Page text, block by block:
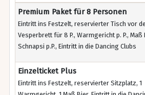
Premium Paket für 8 Personen
Eintritt ins Festzelt, reservierter Tisch vor
Vesperbrett für 8 P., Warmgericht p. P., Maß
Schnapsi p.P., Eintritt in die Dancing Clubs
Einzelticket Plus
Eintritt ins Festzelt, reservierter Sitzplatz, 1